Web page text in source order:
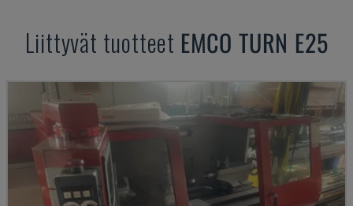
Liittyvät tuotteet EMCO TURN E25